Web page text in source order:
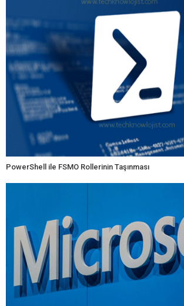
PowerShell ile FSMO Rollerinin Taşınması